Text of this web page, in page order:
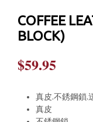
COFFEE
BLOCK)
$59.95
真皮.不銹鋼鎖.
真皮